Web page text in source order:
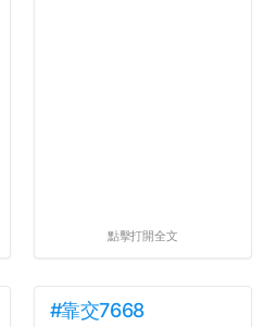
點擊打開全文
#靠交7668